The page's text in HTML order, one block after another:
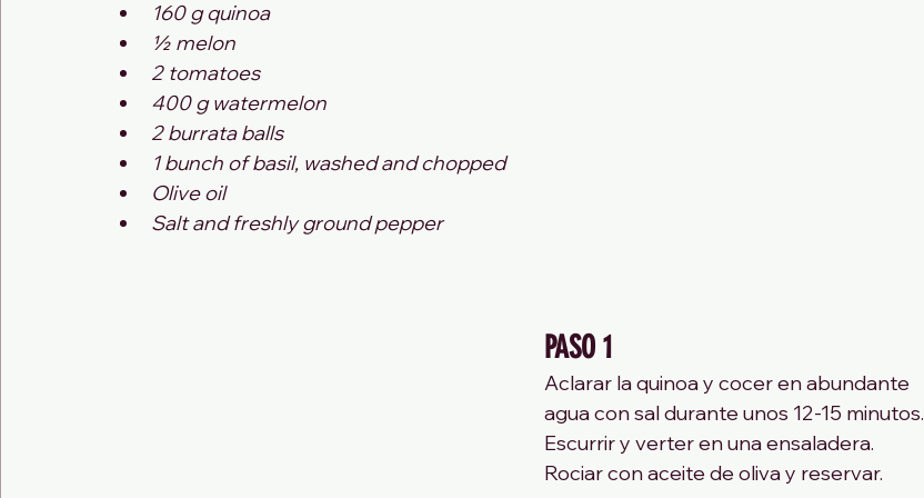
160 g quinoa
½ melon
2 tomatoes
400 g watermelon
2 burrata balls
1 bunch of basil, washed and chopped
Olive oil
Salt and freshly ground pepper
PASO 1
Aclarar la quinoa y cocer en abundante
agua con sal durante unos 12-15 minutos.
Escurrir y verter en una ensaladera.
Rociar con aceite de oliva y reservar.